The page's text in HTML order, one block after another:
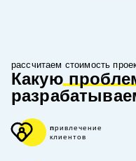
рассчитаем стоимость
Какую
привлечение
клиентов